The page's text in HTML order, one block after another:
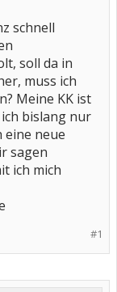
schnell
soll da in
muss ich
Meine KK ist
bislang nur
eine neue
sagen
ich mich
#1